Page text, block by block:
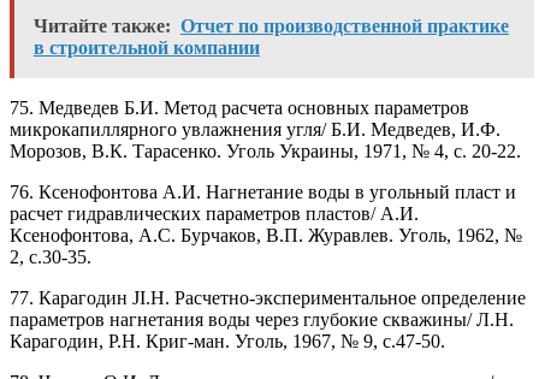
Читайте также: Отчет по производственной практике
в строительной компании
75. Медведев Б.И. Метод расчета основных параметров
микрокапиллярного увлажнения угля/ Б.И. Медведев, И.Ф.
Морозов, В.К. Тарасенко. Уголь Украины, 1971, № 4, с. 20-22.
76. Ксенофонтова А.И. Нагнетание воды в угольный пласт и
расчет гидравлических параметров пластов/ А.И.
Ксенофонтова, А.С. Бурчаков, В.П. Журавлев. Уголь, 1962, №
2, с.30-35.
77. Карагодин JI.H. Расчетно-экспериментальное определение
параметров нагнетания воды через глубокие скважины/ Л.Н.
Карагодин, Р.Н. Криг-ман. Уголь, 1967, № 9, с.47-50.